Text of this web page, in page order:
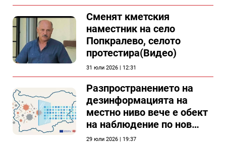
Сменят кметския
наместник на село
Попкралево, селото
протестира(Видео)
31 юли 2026 | 12:31
Разпространението на
дезинформацията на
местно ниво вече е обект
на наблюдение по нов
проект
29 юли 2026 | 19:37